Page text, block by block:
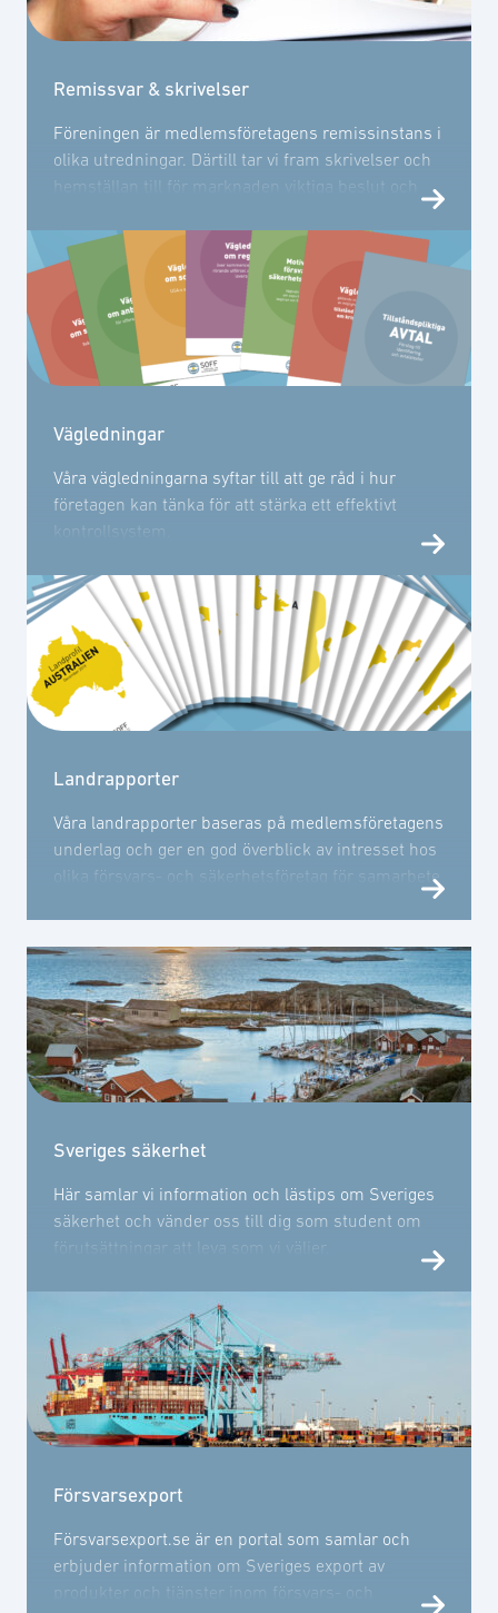
Remissvar & skrivelser
Föreningen är medlemsföretagens remissinstans i
olika utredningar. Därtill tar vi fram skrivelser och
hemställan till för marknaden viktiga beslut och
Vägledningar
Våra vägledningarna syftar till att ge råd i hur
företagen kan tänka för att stärka ett effektivt
kontrollsystem.
Landrapporter
Våra landrapporter baseras på medlemsföretagens
underlag och ger en god överblick av intresset hos
olika försvars- och säkerhetsföretag för samarbete
Sveriges säkerhet
Här samlar vi information och lästips om Sveriges
säkerhet och vänder oss till dig som student om
förutsättningar att leva som vi väljer.
Försvarsexport
Försvarsexport.se är en portal som samlar och
erbjuder information om Sveriges export av
produkter och tjänster inom försvars- och